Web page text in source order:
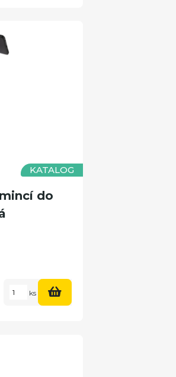
KATALOG
do
ks